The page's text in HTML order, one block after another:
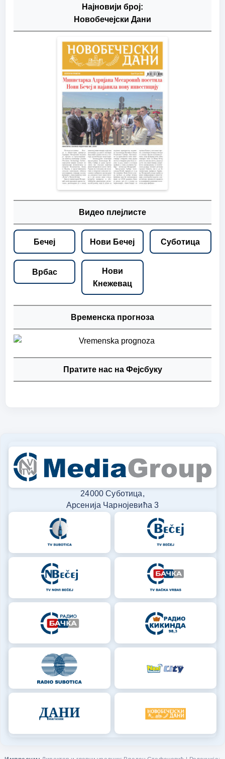
Најновији број:
Новобечејски Дани
Видео плејлисте
Бечеј Нови Бечеј Суботица
Врбас
Нови
Кнежевац
Временска прогноза
Пратите нас на Фејсбуку
24000 Суботица,
Арсенија Чарнојевића 3